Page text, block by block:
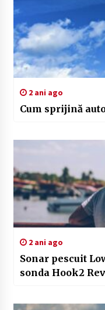
2 ani ago
Cum sprijină
2 ani ago
Sonar pescuit
sonda Hook2